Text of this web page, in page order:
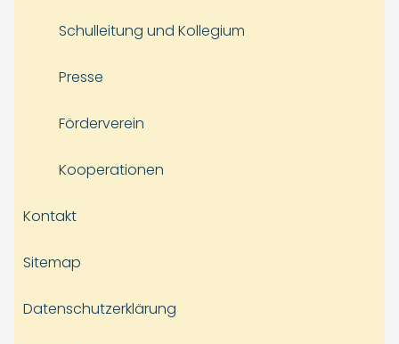
Schulleitung und Kollegium
Presse
Förderverein
Kooperationen
Kontakt
Sitemap
Datenschutzerklärung